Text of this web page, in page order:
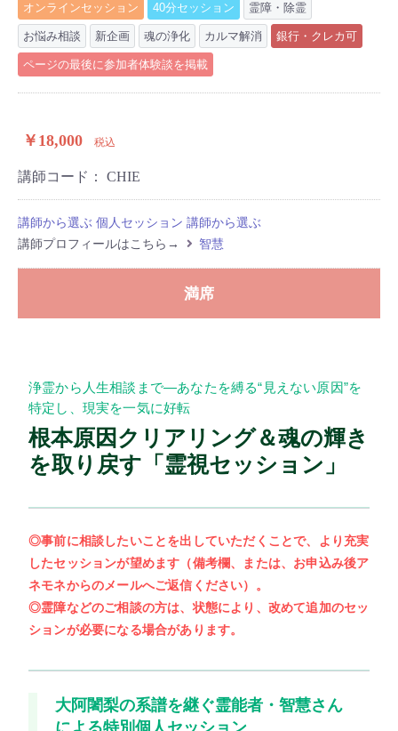
オンラインセッション 40分セッション 霊障・除霊
お悩み相談 新企画 魂の浄化 カルマ解消 銀行・クレカ可
ページの最後に参加者体験談を掲載
￥18,000 税込
講師コード： CHIE
講師から選ぶ 個人セッション 講師から選ぶ
講師プロフィールはこちら→
智慧
満席
浄霊から人生相談まで―あなたを縛る“見えない原因”を
特定し、現実を一気に好転
根本原因クリアリング＆魂の輝き
を取り戻す「霊視セッション」
◎事前に相談したいことを出していただくことで、より充実
したセッションが望めます（備考欄、または、お申込み後ア
ネモネからのメールへご返信ください）。
◎霊障などのご相談の方は、状態により、改めて追加のセッ
ションが必要になる場合があります。
大阿闍梨の系譜を継ぐ霊能者・智慧さん
による特別個人セッション